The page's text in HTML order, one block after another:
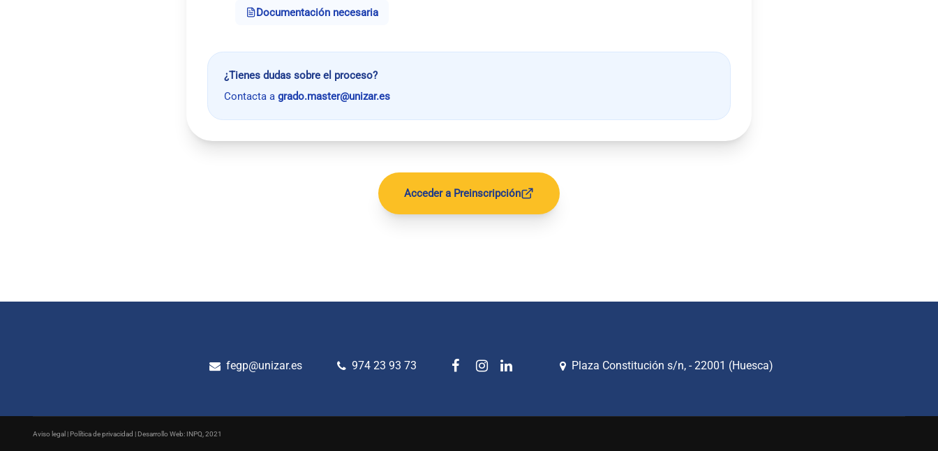
Documentación necesaria
¿Tienes dudas sobre el proceso?
Contacta a grado.master@unizar.es
Acceder a Preinscripción
fegp@unizar.es 974 23 93 73 Plaza Constitución s/n, - 22001 (Huesca)
Aviso legal | Política de privacidad | Desarrollo Web: INPQ , 2021